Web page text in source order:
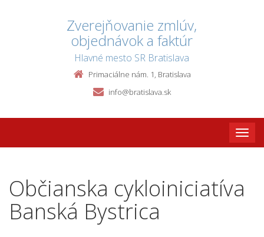
Zverejňovanie zmlúv,
objednávok a faktúr
Hlavné mesto SR Bratislava
Primaciálne nám. 1, Bratislava
info@bratislava.sk
Toggle
Občianska cykloiniciatíva
Banská Bystrica